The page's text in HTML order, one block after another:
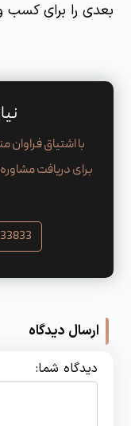
بعدی را برای کسب
با اشتیاق
برای دریافت
ارسال دیدگاه
دیدگاه شما: